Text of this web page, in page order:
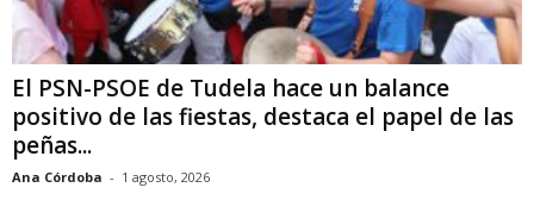
El PSN-PSOE de Tudela hace un balance
positivo de las fiestas, destaca el papel de las
peñas...
Ana Córdoba - 1 agosto, 2026